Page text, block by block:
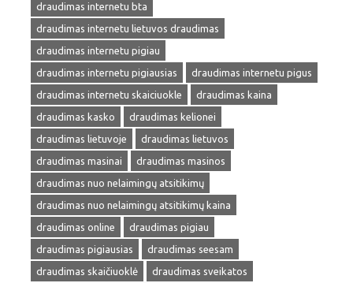
draudimas internetu bta
draudimas internetu lietuvos draudimas
draudimas internetu pigiau
draudimas internetu pigiausias
draudimas internetu pigus
draudimas internetu skaiciuokle
draudimas kaina
draudimas kasko
draudimas kelionei
draudimas lietuvoje
draudimas lietuvos
draudimas masinai
draudimas masinos
draudimas nuo nelaimingų atsitikimų
draudimas nuo nelaimingų atsitikimų kaina
draudimas online
draudimas pigiau
draudimas pigiausias
draudimas seesam
draudimas skaičiuoklė
draudimas sveikatos